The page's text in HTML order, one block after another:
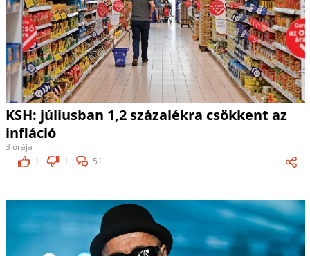
KSH: júliusban 1,2 százalékra csökkent az
infláció
3 órája
1
1 51